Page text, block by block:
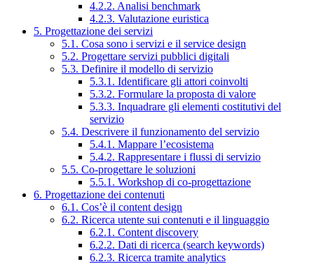
4.2.2. Analisi benchmark
4.2.3. Valutazione euristica
5. Progettazione dei servizi
5.1. Cosa sono i servizi e il service design
5.2. Progettare servizi pubblici digitali
5.3. Definire il modello di servizio
5.3.1. Identificare gli attori coinvolti
5.3.2. Formulare la proposta di valore
5.3.3. Inquadrare gli elementi costitutivi del
servizio
5.4. Descrivere il funzionamento del servizio
5.4.1. Mappare l’ecosistema
5.4.2. Rappresentare i flussi di servizio
5.5. Co-progettare le soluzioni
5.5.1. Workshop di co-progettazione
6. Progettazione dei contenuti
6.1. Cos’è il content design
6.2. Ricerca utente sui contenuti e il linguaggio
6.2.1. Content discovery
6.2.2. Dati di ricerca (search keywords)
6.2.3. Ricerca tramite analytics